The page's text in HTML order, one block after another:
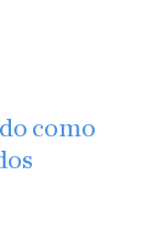
como